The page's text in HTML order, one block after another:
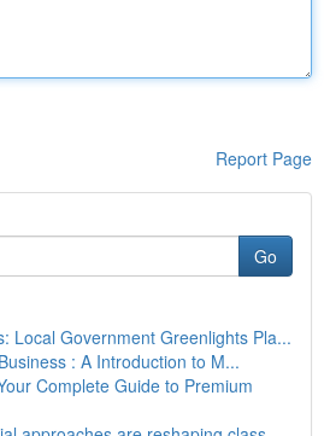
Report Page
Go
Local Government Greenlights Pla...
: A Introduction to M...
Complete Guide to Premium